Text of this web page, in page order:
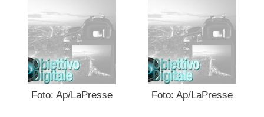
Foto: Ap/LaPresse Foto: Ap/LaPresse